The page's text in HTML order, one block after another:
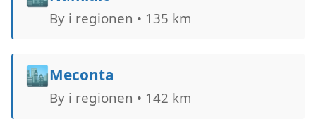
By i regionen • 135 km
🏙️Meconta
By i regionen • 142 km